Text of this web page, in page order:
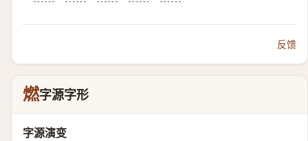
反馈
燃字源字形
字源演变